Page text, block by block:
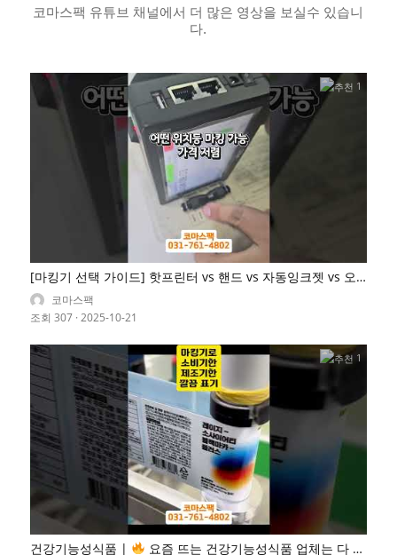
코마스팩 유튜브 채널에서 더 많은 영상을 보실수 있습니
다.
[마킹기 선택 가이드] 핫프린터 vs 핸드 vs 자동잉크젯 vs 오
토피더, 당신의 정답은?
코마스팩
조회 307 · 2025-10-21
1
건강기능성식품 | 요즘 뜨는 건강기능성식품 업체는 다 쓴
1